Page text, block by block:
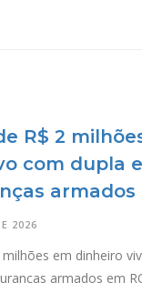
R$ 2
com dupla
armados
2026
milhões em dinheiro
armados em